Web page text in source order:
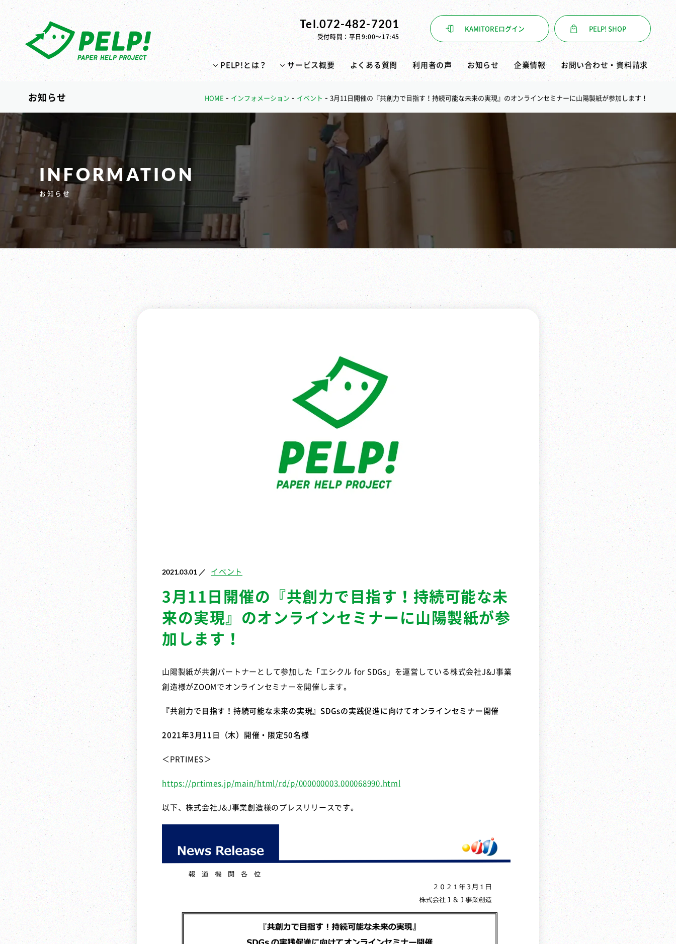
KAMITOREログイン PELP! SHOP
Tel.072-482-7201
受付時間：平日9:00〜17:45
PELP!とは？ サービス概要 よくある質問 利用者の声 お知らせ 企業情報 お問い合わせ・資料請求
お知らせ HOME - インフォメーション - イベント - 3月11日開催の『共創力で目指す！持続可能な未来の実現』のオンラインセミナーに山陽製紙が参加します！
INFORMATION
お知らせ
2021.03.01 ／ イベント
3月11日開催の『共創力で目指す！持続可能な未
来の実現』のオンラインセミナーに山陽製紙が参
加します！
山陽製紙が共創パートナーとして参加した「エシクル for SDGs 」を運営している株式会社J&J事業
創造様がZOOM でオンラインセミナーを開催します。
『共創力で目指す！持続可能な未来の実現』 SDGsの実践促進に向けてオンラインセミナー開催
2021 年3 月 11 日（木）開催・限定50名様
＜ PRTIMES ＞
https://prtimes.jp/main/html/rd/p/000000003.000068990.html
以下、株式会社J&J事業創造様のプレスリリースです。